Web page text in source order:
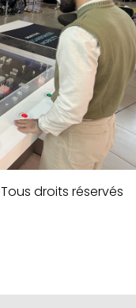
Tous droits réservés